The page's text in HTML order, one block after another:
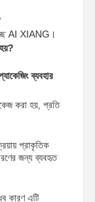
AI XIANG।
ব্যবহার
করা হয়, প্রতি
প্রাকৃতিক
জন্য ব্যবহৃত
কারণ এটি